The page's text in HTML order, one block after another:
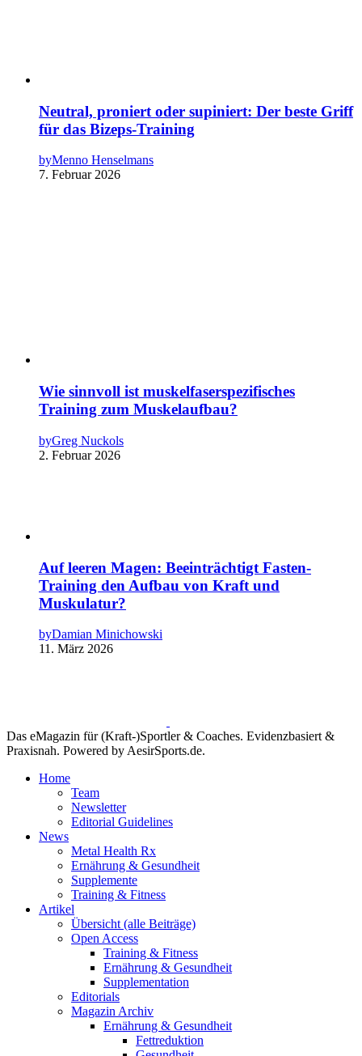
Neutral, proniert oder supiniert: Der beste Griff
für das Bizeps-Training
byMenno Henselmans
7. Februar 2026
Wie sinnvoll ist muskelfaserspezifisches
Training zum Muskelaufbau?
byGreg Nuckols
2. Februar 2026
Auf leeren Magen: Beeinträchtigt Fasten-
Training den Aufbau von Kraft und
Muskulatur?
byDamian Minichowski
11. März 2026
Das eMagazin für (Kraft-)Sportler & Coaches. Evidenzbasiert &
Praxisnah. Powered by AesirSports.de.
Home
Team
Newsletter
Editorial Guidelines
News
Metal Health Rx
Ernährung & Gesundheit
Supplemente
Training & Fitness
Artikel
Übersicht (alle Beiträge)
Open Access
Training & Fitness
Ernährung & Gesundheit
Supplementation
Editorials
Magazin Archiv
Ernährung & Gesundheit
Fettreduktion